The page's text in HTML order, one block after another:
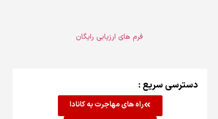
دسترسی سریع :
راه های مهاجرت به کانادا
فرم های ارزیابی رایگان